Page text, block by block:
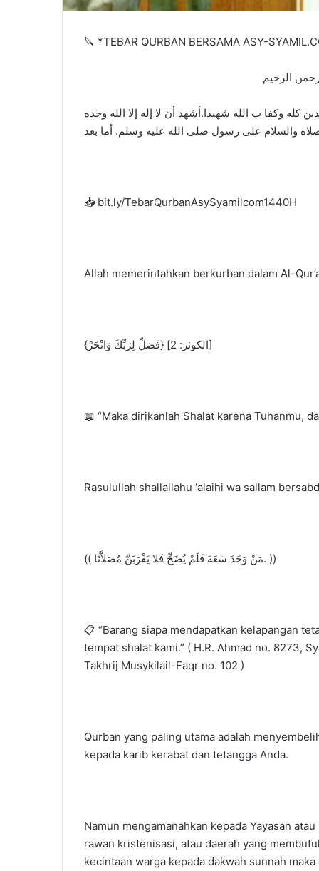
🔪 *TEBAR QURBAN BERSAMA ASY-
الرحيم
وكفا ب الله شهيدا.أشهد أن لا إله إلا الله وحده
📥 bit.ly/TebarQurbanAsySyamilcom1440H
Allah memerintahkan berkurban dalam Al-
{فَصَلِّ لِرَبِّكَ وَانْحَرْ} [الكوثر: 2]
📖 “Maka dirikanlah Shalat karena Tuhanmu,
Rasulullah shallallahu ‘alaihi wa sallam
(( مَنْ وَجَدَ سَعَةً فَلَمْ يُضَحِّ فَلا يَقْرَبَنَّ مُصَلاَّنَا. ))
📋 “Barang siapa mendapatkan kelapangan
tempat shalat kami.” ( H.R. Ahmad no. 8273,
Takhrij Musykilail-Faqr no. 102 )
Qurban yang paling utama adalah
kepada karib kerabat dan tetangga Anda.
Namun mengamanahkan kepada Yayasan
rawan kristenisasi, atau daerah yang
kecintaan warga kepada dakwah sunnah